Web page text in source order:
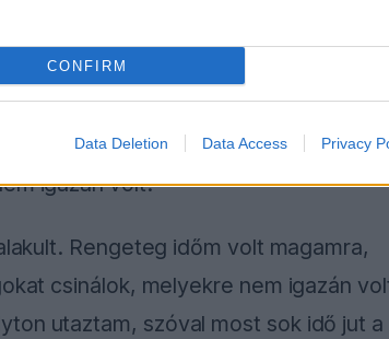
CONFIRM
Data Deletion Data Access Privacy
egyensúllyal.” Az ausztrál a
kilátogatott az F1-es paddockba,
változott, köszönhetően az
felhagyott a profi sporttal, most
igazán volt.
Rengeteg időm volt magamra,
csinálok, melyekre nem igazán
utaztam, szóval most sok idő jut a